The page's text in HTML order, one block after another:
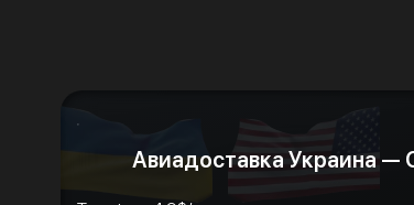
Авиадоставка Украина